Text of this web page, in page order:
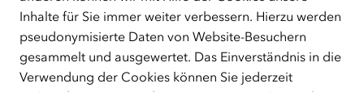
Schutzberechtigte, Vertriebene sowie Zuwander/innen als
zentrale Anlaufstelle bei der Integration in Österreich
unterstützt.mehr
FacebookYouTubeInstagramLinkedIn
Inhalte für Sie immer weiter verbessern. Hierzu werden
pseudonymisierte Daten von Website-Besuchern
gesammelt und ausgewertet. Das Einverständnis in die
Verwendung der Cookies können Sie jederzeit